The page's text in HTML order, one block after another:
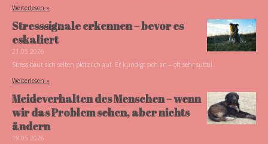
Weiterlesen »
Stresssignale erkennen – bevor es
eskaliert
21.05.2026
Stress baut sich selten plötzlich auf. Er kündigt sich an – oft sehr subtil.
Weiterlesen »
Meideverhalten des Menschen – wenn
wir das Problem sehen, aber nichts
ändern
19.05.2026